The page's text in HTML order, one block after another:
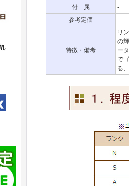
付 属
-
参考定価
-
特徴・備考
リ
の
ー
で
る